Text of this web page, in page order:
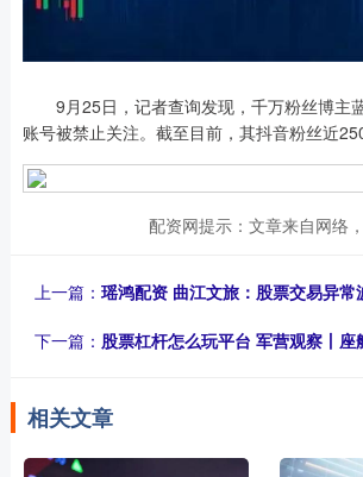
9月25日，记者查询发现，千万粉丝博主
账号被禁止关注。截至目前，其抖音粉丝近
配资网提示：文章来自网络
上一篇： 瑶鸿配资 曲江文旅：股票交易异常
下一篇： 股票杠杆怎么玩平台 军营观察丨座
相关文章